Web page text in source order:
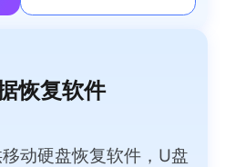
恢复软件
动硬盘恢复软件，U盘